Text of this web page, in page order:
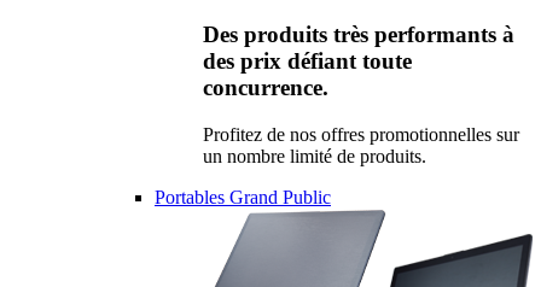
Des produits très performants à
des prix défiant toute
concurrence.
Profitez de nos offres promotionnelles sur
un nombre limité de produits.
Portables Grand Public